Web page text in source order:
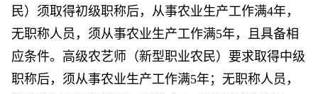
民）须取得初级职称后，从事农业生产工作满4年，
无职称人员，须从事农业生产工作满5年，且具备相
应条件。高级农艺师（新型职业农民）要求取得中级
职称后，须从事农业生产工作满5年；无职称人员，